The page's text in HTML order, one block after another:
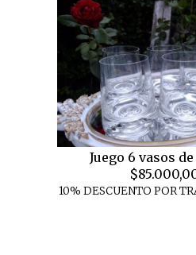
Juego 6 vasos
10% DESCUENTO POR